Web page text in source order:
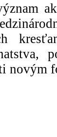
novým